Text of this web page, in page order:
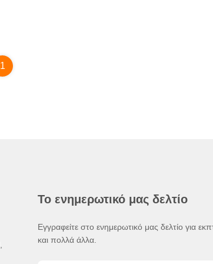
1
Το ενημερωτικό μας δελτίο
Εγγραφείτε στο ενημερωτικό μας δελτίο για
και πολλά άλλα.